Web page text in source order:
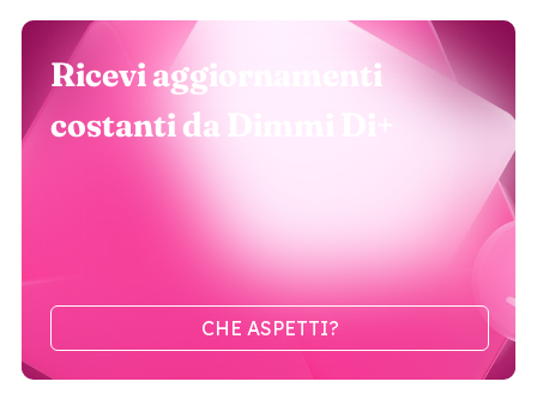
Ricevi aggiornamenti
costanti da Dimmi Di+
CHE ASPETTI?